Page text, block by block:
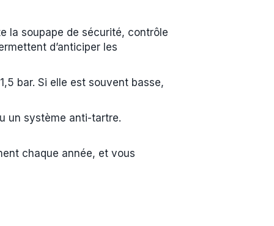
la soupape de sécurité, contrôle
d’anticiper les
bar. Si elle est souvent basse,
un système anti-tartre.
chaque année, et vous